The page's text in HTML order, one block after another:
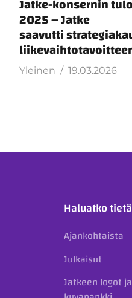
2025 – Jatke
saavutti
Yleinen 19.03.2026
Haluatko
Ajankohtaista
Julkaisut
Jatkeen logot ja